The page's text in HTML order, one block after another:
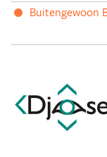
Buitengewoon